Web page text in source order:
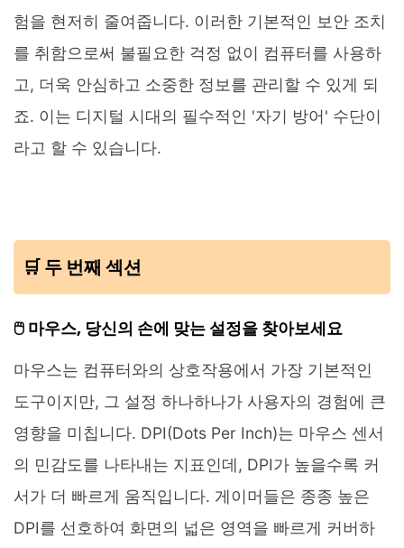
험을 현저히 줄여줍니다. 이러한 기본적인 보안 조치
를 취함으로써 불필요한 걱정 없이 컴퓨터를 사용하
고, 더욱 안심하고 소중한 정보를 관리할 수 있게 되
죠. 이는 디지털 시대의 필수적인 '자기 방어' 수단이
라고 할 수 있습니다.
🛒 두 번째 섹션
🖱️ 마우스, 당신의 손에 맞는 설정을 찾아보세요
마우스는 컴퓨터와의 상호작용에서 가장 기본적인
도구이지만, 그 설정 하나하나가 사용자의 경험에 큰
영향을 미칩니다. DPI(Dots Per Inch)는 마우스 센서
의 민감도를 나타내는 지표인데, DPI가 높을수록 커
서가 더 빠르게 움직입니다. 게이머들은 종종 높은
DPI를 선호하여 화면의 넓은 영역을 빠르게 커버하